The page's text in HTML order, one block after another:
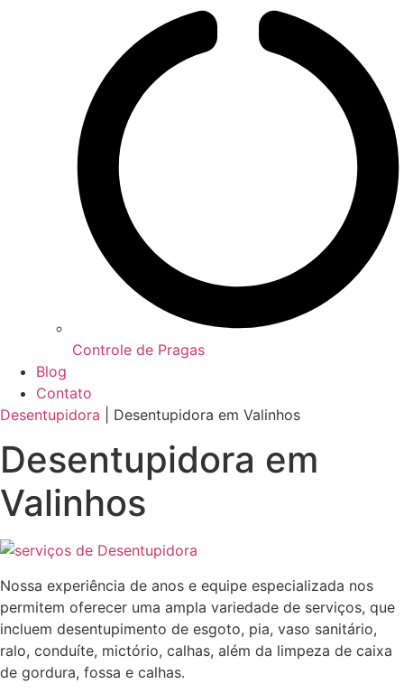
Controle de Pragas
Blog
Contato
Desentupidora
Desentupidora em Valinhos
Desentupidora em
Valinhos
Nossa experiência de anos e equipe especializada nos
permitem oferecer uma ampla variedade de serviços, que
incluem desentupimento de esgoto, pia, vaso sanitário,
ralo, conduíte, mictório, calhas, além da limpeza de caixa
de gordura, fossa e calhas.